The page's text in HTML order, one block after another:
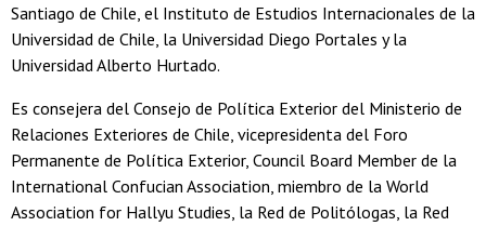
Santiago de Chile, el Instituto de Estudios Internacionales de la
Universidad de Chile, la Universidad Diego Portales y la
Universidad Alberto Hurtado.
Es consejera del Consejo de Política Exterior del Ministerio de
Relaciones Exteriores de Chile, vicepresidenta del Foro
Permanente de Política Exterior, Council Board Member de la
International Confucian Association, miembro de la World
Association for Hallyu Studies, la Red de Politólogas, la Red